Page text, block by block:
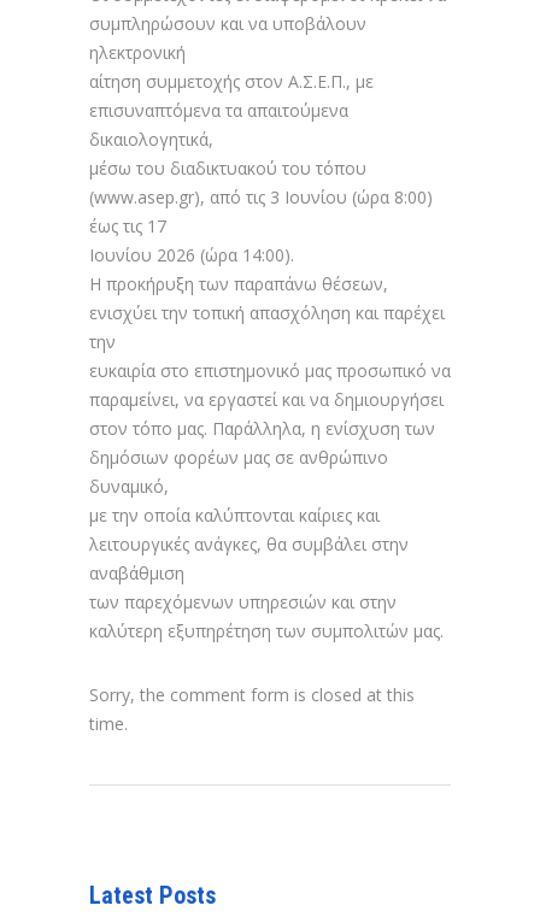
συμπληρώσουν και να υποβάλουν
ηλεκτρονική
αίτηση συμμετοχής στον Α.Σ.Ε.Π., με
επισυναπτόμενα τα απαιτούμενα
δικαιολογητικά,
μέσω του διαδικτυακού του τόπου
(www.asep.gr), από τις 3 Ιουνίου (ώρα 8:00)
έως τις 17
Ιουνίου 2026 (ώρα 14:00).
Η προκήρυξη των παραπάνω θέσεων,
ενισχύει την τοπική απασχόληση και παρέχει
την
ευκαιρία στο επιστημονικό μας προσωπικό να
παραμείνει, να εργαστεί και να δημιουργήσει
στον τόπο μας. Παράλληλα, η ενίσχυση των
δημόσιων φορέων μας σε ανθρώπινο
δυναμικό,
με την οποία καλύπτονται καίριες και
λειτουργικές ανάγκες, θα συμβάλει στην
αναβάθμιση
των παρεχόμενων υπηρεσιών και στην
καλύτερη εξυπηρέτηση των συμπολιτών μας.
Sorry, the comment form is closed at this
time.
Latest Posts